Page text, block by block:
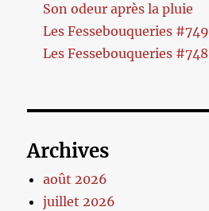
Son odeur après la pluie
Les Fessebouqueries #749
Les Fessebouqueries #748
Archives
août 2026
juillet 2026